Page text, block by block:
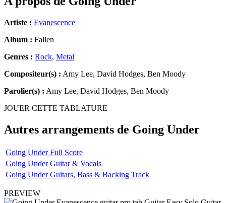
Artiste : Evanescence
Album : Fallen
Genres : Rock, Metal
Compositeur(s) : Amy Lee, David Hodges, Ben Moody
Parolier(s) : Amy Lee, David Hodges, Ben Moody
JOUER CETTE TABLATURE
Autres arrangements de Going Under
Going Under Full Score
Going Under Guitar & Vocals
Going Under Guitars, Bass & Backing Track
PREVIEW